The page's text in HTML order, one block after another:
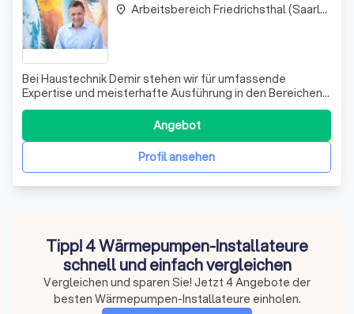
Bei Haustechnik Demir stehen wir für umfassende
Expertise und meisterhafte Ausführung in den Bereichen
Heizung, Sanitär und Elektro. Unser Meisterbetrieb
zeichnet sich durch eine tiefgreifende Verzahnung der
Gewerke aus, was eine professionelle und effiziente
Umsetzung Ihrer Projekte ermöglicht. Qua
Profil ansehen
Angebot
place Arbeitsbereich Friedrichsthal (Saarland)
Tipp! 4 Wärmepumpen-Installateure
schnell und einfach vergleichen
Vergleichen und sparen Sie! Jetzt 4 Angebote der
besten Wärmepumpen-Installateure einholen.